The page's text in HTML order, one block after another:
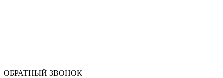
ОБРАТНЫЙ ЗВОНОК